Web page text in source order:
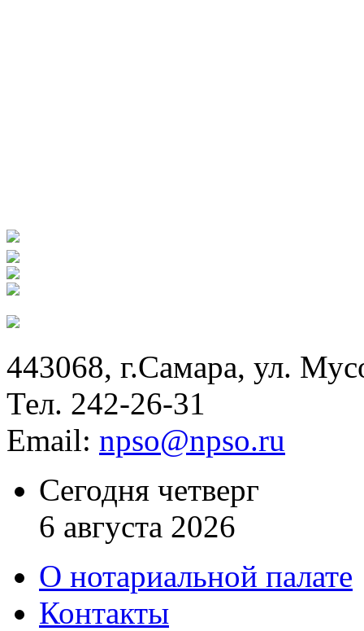
443068, г.Самара, ул.
Тел. 242-26-31
Email: npso@npso.ru
Сегодня четверг
6 августа 2026
О нотариальной палате
Контакты